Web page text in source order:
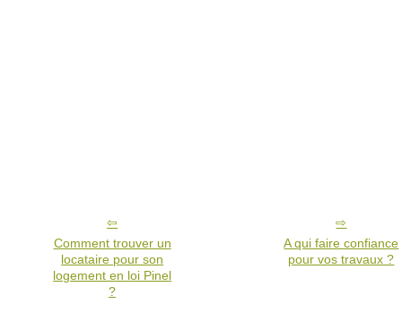
Comment trouver un
locataire pour son
logement en loi Pinel
?
A qui faire confiance
pour vos travaux ?